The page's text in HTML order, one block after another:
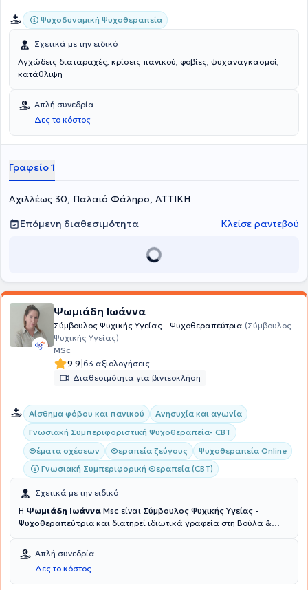
Ψυχοδυναμική Ψυχοθεραπεία
Σχετικά με την ειδικό
Αγχώδεις διαταραχές, κρίσεις πανικού, φοβίες, ψυχαναγκασμοί,
κατάθλιψη
Απλή συνεδρία
Δες το κόστος
Γραφείο 1
Αχιλλέως 30, Παλαιό Φάληρο, ΑΤΤΙΚΗ
Επόμενη διαθεσιμότητα
Κλείσε ραντεβού
Ψωμιάδη Ιωάννα
Σύμβουλος Ψυχικής Υγείας - Ψυχοθεραπεύτρια (Σύμβουλος
Ψυχικής Υγείας)
MSc
9.9|63 αξιολογήσεις
Διαθεσιμότητα για βιντεοκλήση
Αίσθημα φόβου και πανικού
Ανησυχία και αγωνία
Γνωσιακή Συμπεριφοριστική Ψυχοθεραπεία- CBT
Θέματα σχέσεων
Θεραπεία ζεύγους
Ψυχοθεραπεία Online
Γνωσιακή Συμπεριφορική Θεραπεία (CBT)
Σχετικά με την ειδικό
Η Ψωμιάδη Ιωάννα Msc είναι Σύμβουλος Ψυχικής Υγείας -
Ψυχοθεραπεύτρια και διατηρεί ιδιωτικά γραφεία στη Βούλα &
Κολλέγιο Αθηνών και κατέχει
Συμπεριφοριστικής Θεωρίας & Κλινικής Πράξης από το Εθνικό
Καποδιστριακό Πανεπιστήμιο Αθηνών (ΕΚΠΑ)
σπουδές της, έλαβε Μεταπτυχιακό τίτλο στη Διαχείριση
Απλή συνεδρία
Δες το κόστος